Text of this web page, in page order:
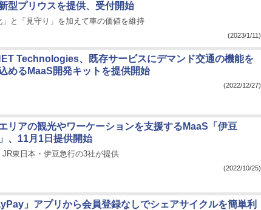
型プリウスを提供、受付開始
」と「見守り」を加えて車の価値を維持
(2023/1/11)
Technologies、既存サービスにデマンド交通の機能を
めるMaaS開発キットを提供開始
(2022/12/27)
リアの観光やワーケーションを支援するMaaS「伊豆
、11月1日提供開始
JR東日本・伊豆急行の3社が提供
(2022/10/25)
」アプリから会員登録なしでシェアサイクルを簡単利